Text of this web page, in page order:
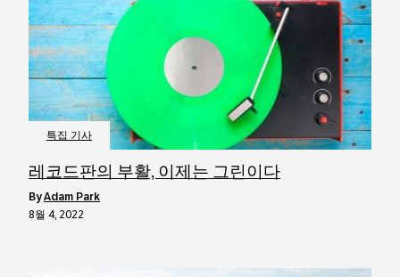
특집 기사
레코드판의 부활, 이제는 그린이다
byAdam Park
8월 4, 2022